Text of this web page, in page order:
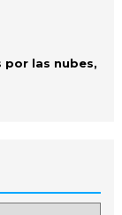
por las nubes,